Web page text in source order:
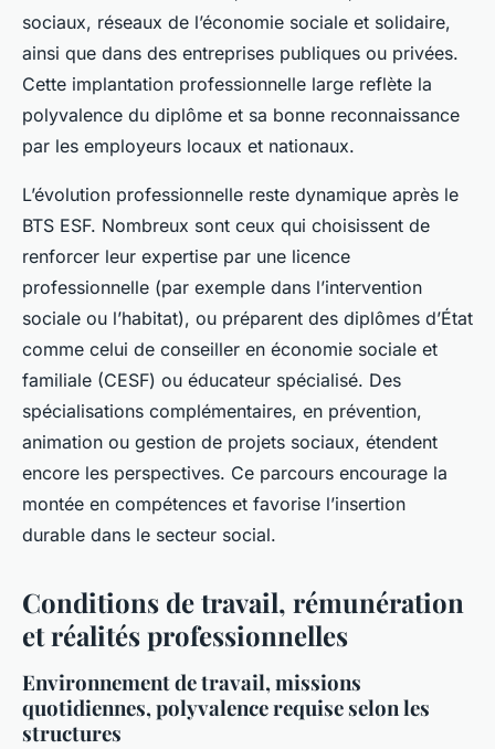
sociaux, réseaux de l’économie sociale et solidaire,
ainsi que dans des entreprises publiques ou privées.
Cette implantation professionnelle large reflète la
polyvalence du diplôme et sa bonne reconnaissance
par les employeurs locaux et nationaux.
L’évolution professionnelle reste dynamique après le
BTS ESF. Nombreux sont ceux qui choisissent de
renforcer leur expertise par une licence
professionnelle (par exemple dans l’intervention
sociale ou l’habitat), ou préparent des diplômes d’État
comme celui de conseiller en économie sociale et
familiale (CESF) ou éducateur spécialisé. Des
spécialisations complémentaires, en prévention,
animation ou gestion de projets sociaux, étendent
encore les perspectives. Ce parcours encourage la
montée en compétences et favorise l’insertion
durable dans le secteur social.
Conditions de travail, rémunération
et réalités professionnelles
Environnement de travail, missions
quotidiennes, polyvalence requise selon les
structures